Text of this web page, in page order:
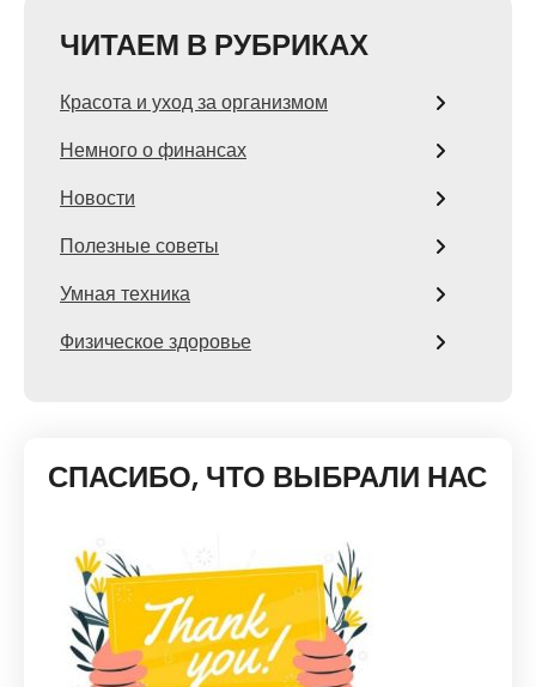
ЧИТАЕМ В РУБРИКАХ
Красота и уход за организмом
Немного о финансах
Новости
Полезные советы
Умная техника
Физическое здоровье
СПАСИБО, ЧТО ВЫБРАЛИ НАС